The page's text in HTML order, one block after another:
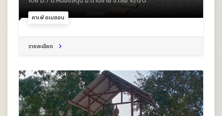
คาเฟ่ อเมซอน
รายละเอียด